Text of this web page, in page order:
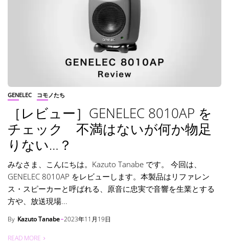
GENELEC コモノたち
［レビュー］GENELEC 8010AP を
チェック 不満はないが何か物足
りない…？
みなさま、こんにちは。Kazuto Tanabe です。 今回は、
GENELEC 8010AP をレビューします。本製品はリファレン
ス・スピーカーと呼ばれる、原音に忠実で音響を生業とする
方や、放送現場...
By Kazuto Tanabe 2023年11月19日
READ MORE